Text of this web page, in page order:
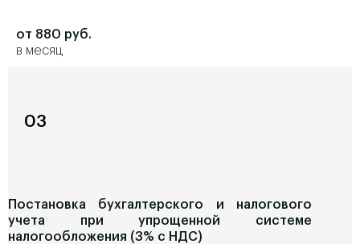
от 880 руб.
в месяц
03
Постановка бухгалтерского и налогового
учета при упрощенной системе
налогообложения (3% с НДС)